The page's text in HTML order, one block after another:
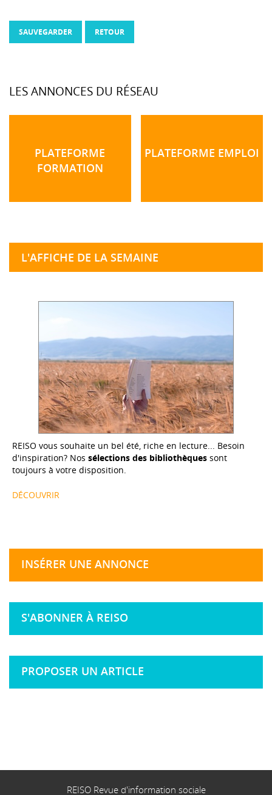
SAUVEGARDER RETOUR
LES ANNONCES DU RÉSEAU
PLATEFORME
FORMATION
PLATEFORME EMPLOI
L'AFFICHE DE LA SEMAINE
REISO vous souhaite un bel été, riche en lecture... Besoin
d'inspiration? Nos sélections des bibliothèques sont
toujours à votre disposition.
DÉCOUVRIR
INSÉRER UNE ANNONCE
S'ABONNER À REISO
PROPOSER UN ARTICLE
REISO Revue d'information sociale